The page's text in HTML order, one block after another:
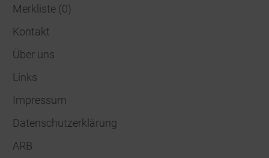
Merkliste (0)
Kontakt
Über uns
Links
Impressum
Datenschutzerklärung
ARB